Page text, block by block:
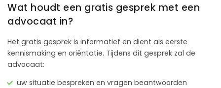
Wat houdt een gratis gesprek met een
advocaat in?
Het gratis gesprek is informatief en dient als eerste
kennismaking en oriëntatie. Tijdens dit gesprek zal de
advocaat:
uw situatie bespreken en vragen beantwoorden